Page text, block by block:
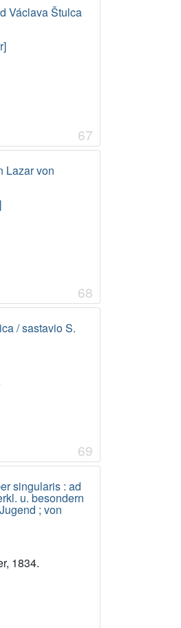
Václava Štulca
67
Lazar von
68
/ sastavio S.
69
singularis : ad
u. besondern
; von
1834.